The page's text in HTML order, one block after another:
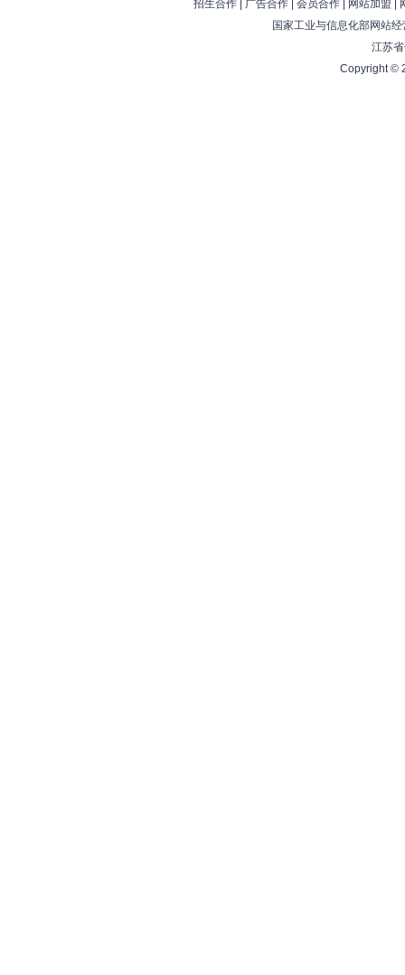
招生合作| 广告合作| 会员合作| 网站加盟
国家工业与信息化部网站
江苏
Copyright ©